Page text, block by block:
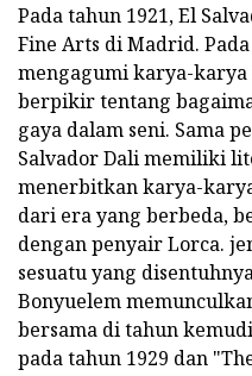
Pada tahun 1921, El
Fine Arts di Madrid.
mengagumi karya-
berpikir tentang
gaya dalam seni. Sama
Salvador Dali memiliki
menerbitkan karya-
dari era yang berbeda,
dengan penyair Lorca.
sesuatu yang
Bonyuelem
bersama di tahun
pada tahun 1929 dan